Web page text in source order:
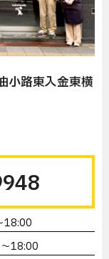
路東入金東横
18:00
18:00